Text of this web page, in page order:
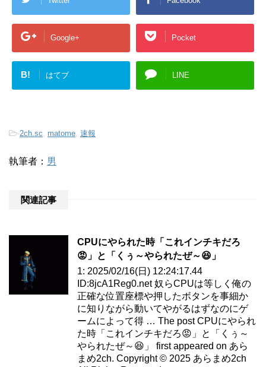
Google+ Pocket
B! はてブ LINE
-2ch.sc matome 速報
執筆者： 男
関連記事
CPUにやられた時「これインチキだろ
😡」と「くぅ～やられたぜ～😆」
1: 2025/02/16(日) 12:24:17.44
ID:8jcA1Reg0.net 奴らCPUは等しく俺の
正確な位置座標や押したボタンを事細か
に知りながら動いてやがるはずなのにゲ
ームによって得 … The post CPUにやられ
た時「これインチキだろ😡」と「くぅ～
やられたぜ～😆」 first appeared on あら
まめ2ch. Copyright © 2025 あらまめ2ch